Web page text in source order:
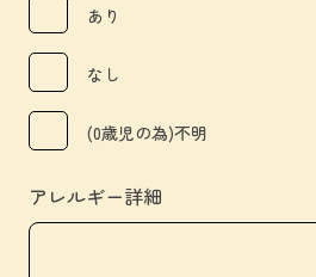
あり
なし
(0歳児の為)不明
アレルギー詳細